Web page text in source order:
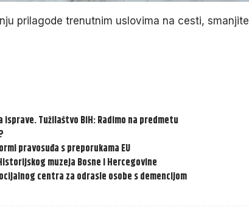
prilagode trenutnim uslovima na cesti, smanjite
Tužilaštvo BiH: Radimo na predmetu
pravosuđa s preporukama EU
muzeja Bosne i Hercegovine
centra za odrasle osobe s demencijom